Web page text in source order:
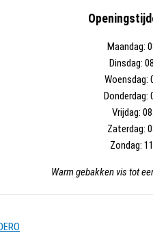
Maandag:
Dinsdag:
Woensdag:
Donderdag:
Vrijdag:
Zaterdag:
Zondag:
Warm gebakken vis tot